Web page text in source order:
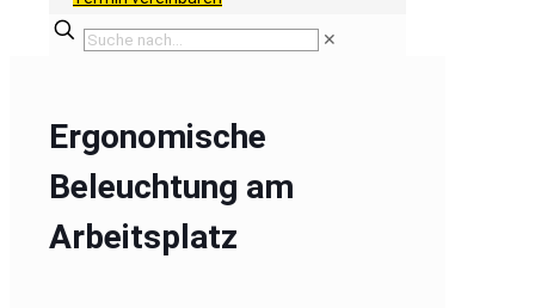
✕
Ergonomische
Beleuchtung am
Arbeitsplatz